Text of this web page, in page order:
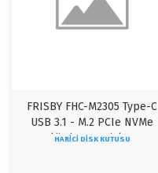
FRISBY FHC-M2305 Type-C
USB 3.1 - M.2 PCIe NVMe
SSD Alüminyum Disk Kutusu
HARICI DISK KUTUSU